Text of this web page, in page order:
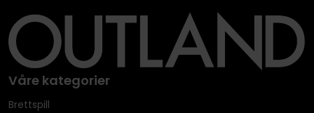
Våre kategorier
Brettspill